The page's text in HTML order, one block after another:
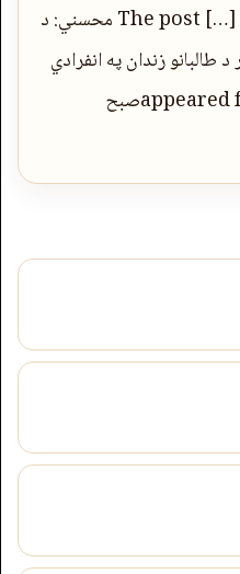
ټلویزیون دا دوه کارکوونکي له […] The post محسني: د
زندان په انفرادي
بند کې ساتل کېږي appeared first on ۸صبح